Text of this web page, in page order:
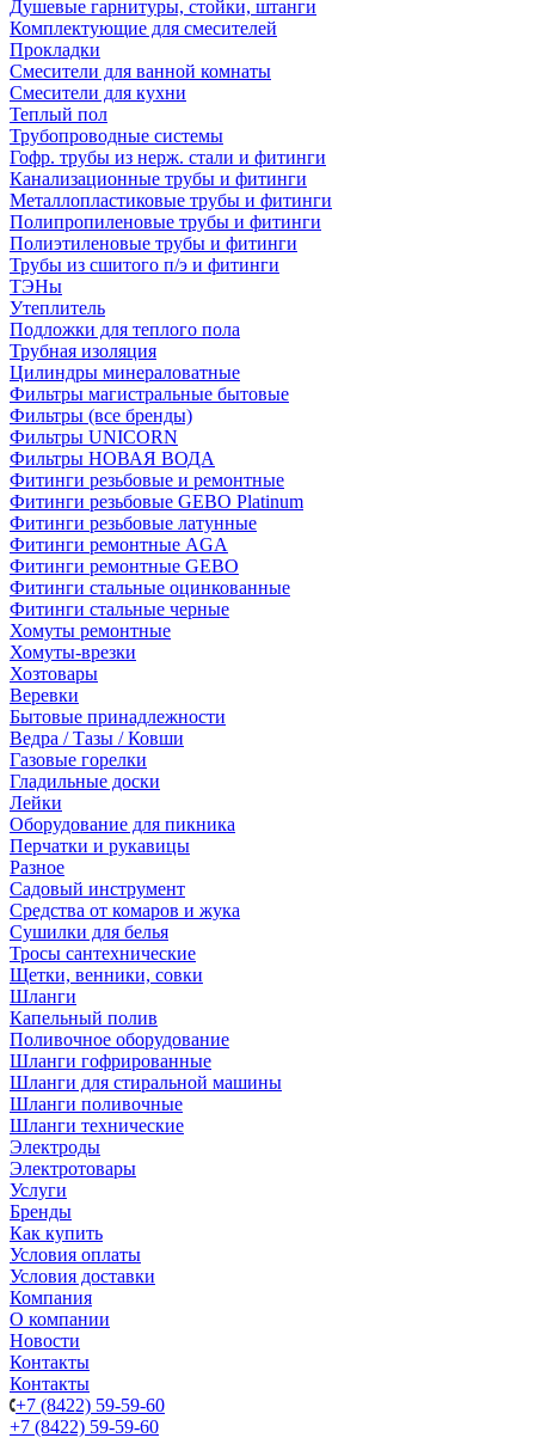
Душевые гарнитуры, стойки, штанги
Комплектующие для смесителей
Прокладки
Смесители для ванной комнаты
Смесители для кухни
Теплый пол
Трубопроводные системы
Гофр. трубы из нерж. стали и фитинги
Канализационные трубы и фитинги
Металлопластиковые трубы и фитинги
Полипропиленовые трубы и фитинги
Полиэтиленовые трубы и фитинги
Трубы из сшитого п/э и фитинги
ТЭНы
Утеплитель
Подложки для теплого пола
Трубная изоляция
Цилиндры минераловатные
Фильтры магистральные бытовые
Фильтры (все бренды)
Фильтры UNICORN
Фильтры НОВАЯ ВОДА
Фитинги резьбовые и ремонтные
Фитинги резьбовые GEBO Platinum
Фитинги резьбовые латунные
Фитинги ремонтные AGA
Фитинги ремонтные GEBO
Фитинги стальные оцинкованные
Фитинги стальные черные
Хомуты ремонтные
Хомуты-врезки
Хозтовары
Веревки
Бытовые принадлежности
Ведра / Тазы / Ковши
Газовые горелки
Гладильные доски
Лейки
Оборудование для пикника
Перчатки и рукавицы
Разное
Садовый инструмент
Средства от комаров и жука
Сушилки для белья
Тросы сантехнические
Щетки, венники, совки
Шланги
Капельный полив
Поливочное оборудование
Шланги гофрированные
Шланги для стиральной машины
Шланги поливочные
Шланги технические
Электроды
Электротовары
Услуги
Бренды
Как купить
Условия оплаты
Условия доставки
Компания
О компании
Новости
Контакты
Контакты
+7 (8422) 59-59-60
+7 (8422) 59-59-60